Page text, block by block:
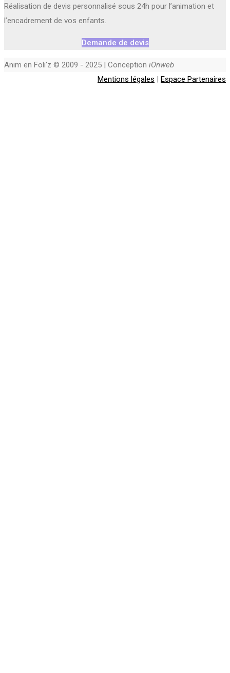
Réalisation de devis personnalisé sous 24h pour l’animation et
l’encadrement de vos enfants.
Demande de devis
Anim en Foli'z © 2009 - 2025 | Conception iOnweb
Mentions légales | Espace Partenaires